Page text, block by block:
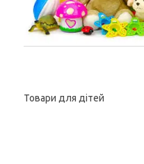
Товари для дітей